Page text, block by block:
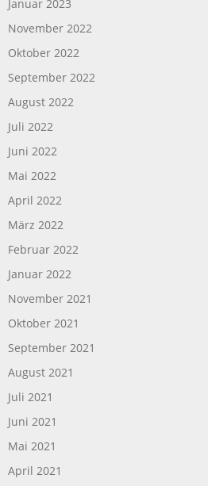
Januar 2023
November 2022
Oktober 2022
September 2022
August 2022
Juli 2022
Juni 2022
Mai 2022
April 2022
März 2022
Februar 2022
Januar 2022
November 2021
Oktober 2021
September 2021
August 2021
Juli 2021
Juni 2021
Mai 2021
April 2021